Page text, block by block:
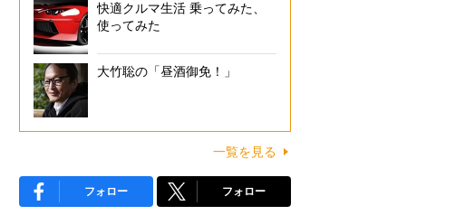
快適クルマ生活 乗ってみた、
使ってみた
大竹聡の「昼酒御免！」
一覧を見る
フォロー フォロー